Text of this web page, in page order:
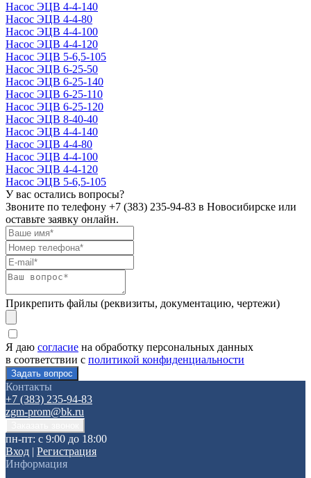
Насос ЭЦВ 4-4-140
Насос ЭЦВ 4-4-80
Насос ЭЦВ 4-4-100
Насос ЭЦВ 4-4-120
Насос ЭЦВ 5-6,5-105
Насос ЭЦВ 6-25-50
Насос ЭЦВ 6-25-140
Насос ЭЦВ 6-25-110
Насос ЭЦВ 6-25-120
Насос ЭЦВ 8-40-40
Насос ЭЦВ 4-4-140
Насос ЭЦВ 4-4-80
Насос ЭЦВ 4-4-100
Насос ЭЦВ 4-4-120
Насос ЭЦВ 5-6,5-105
У вас остались вопросы?
Звоните по телефону +7 (383) 235-94-83 в Новосибирске или
оставьте заявку онлайн.
Прикрепить файлы (реквизиты, документацию, чертежи)
Я даю согласие на обработку персональных данных
в соответствии с политикой конфиденциальности
Контакты
+7 (383) 235-94-83
zgm-prom@bk.ru
пн-пт: с 9:00 до 18:00
Вход | Регистрация
Информация